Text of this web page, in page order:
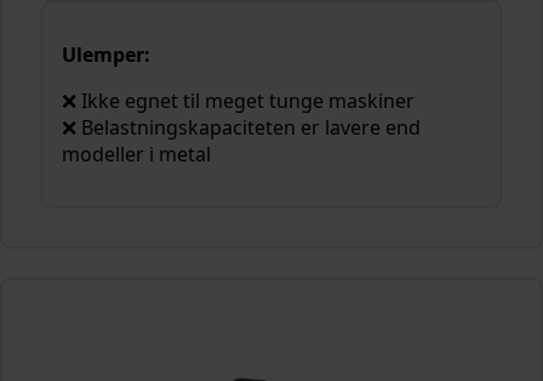
Ulemper:
❌ Ikke egnet til meget tunge maskiner
❌ Belastningskapaciteten er lavere end
modeller i metal